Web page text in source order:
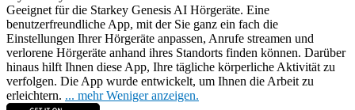
Geeignet für die Starkey Genesis AI Hörgeräte. Eine
benutzerfreundliche App, mit der Sie ganz ein fach die
Einstellungen Ihrer Hörgeräte anpassen, Anrufe streamen und
verlorene Hörgeräte anhand ihres Standorts finden können. Darüber
hinaus hilft Ihnen diese App, Ihre tägliche körperliche Aktivität zu
verfolgen. Die App wurde entwickelt, um Ihnen die Arbeit zu
erleichtern. ... mehr Weniger anzeigen.